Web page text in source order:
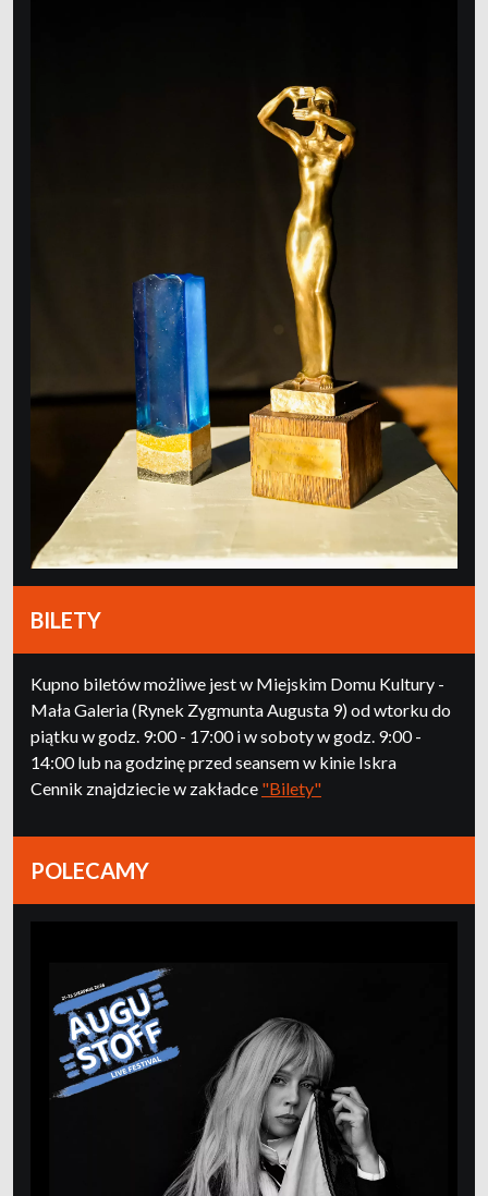
BILETY
Kupno biletów możliwe jest w Miejskim Domu Kultury -
Mała Galeria (Rynek Zygmunta Augusta 9) od wtorku do
piątku w godz. 9:00 - 17:00 i w soboty w godz. 9:00 -
14:00 lub na godzinę przed seansem w kinie Iskra
Cennik znajdziecie w zakładce "Bilety"
POLECAMY